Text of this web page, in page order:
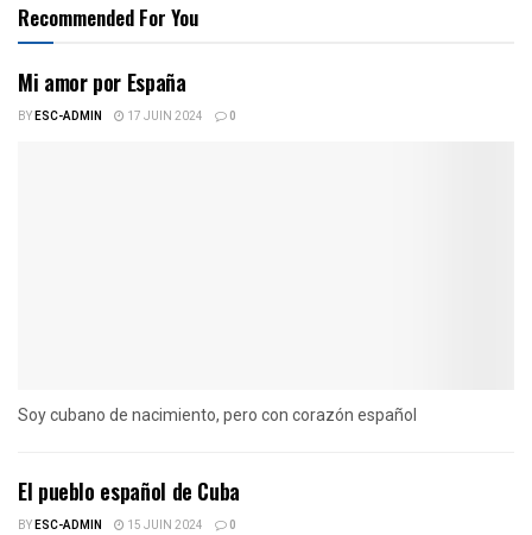
Recommended For You
Mi amor por España
BYESC-ADMIN 17 JUIN 2024 0
Soy cubano de nacimiento, pero con corazón español
El pueblo español de Cuba
BYESC-ADMIN 15 JUIN 2024 0